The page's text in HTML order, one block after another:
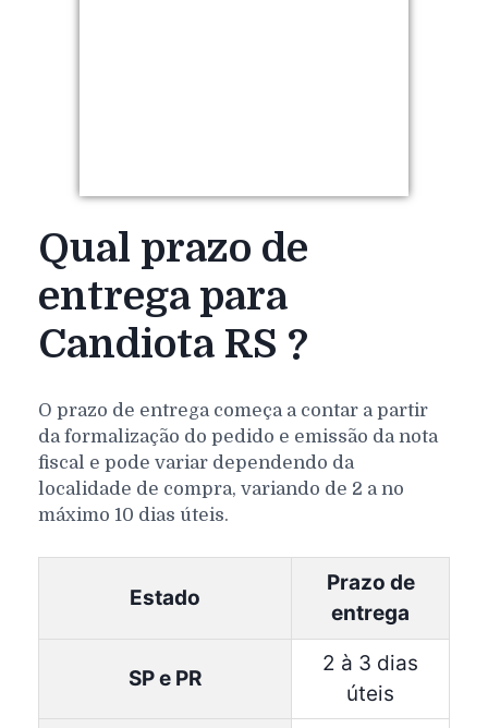
Qual prazo de
entrega para
Candiota RS ?
O prazo de entrega começa a contar a partir
da formalização do pedido e emissão da nota
fiscal e pode variar dependendo da
localidade de compra, variando de 2 a no
máximo 10 dias úteis.
Estado
Prazo de
entrega
SP e PR
2 à 3 dias
úteis